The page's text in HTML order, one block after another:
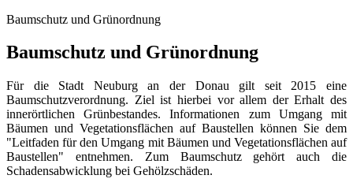
Baumschutz und Grünordnung
Baumschutz und Grünordnung
Für die Stadt Neuburg an der Donau gilt seit 2015 eine
Baumschutzverordnung. Ziel ist hierbei vor allem der Erhalt des
innerörtlichen Grünbestandes. Informationen zum Umgang mit
Bäumen und Vegetationsflächen auf Baustellen können Sie dem
"Leitfaden für den Umgang mit Bäumen und Vegetationsflächen auf
Baustellen" entnehmen. Zum Baumschutz gehört auch die
Schadensabwicklung bei Gehölzschäden.